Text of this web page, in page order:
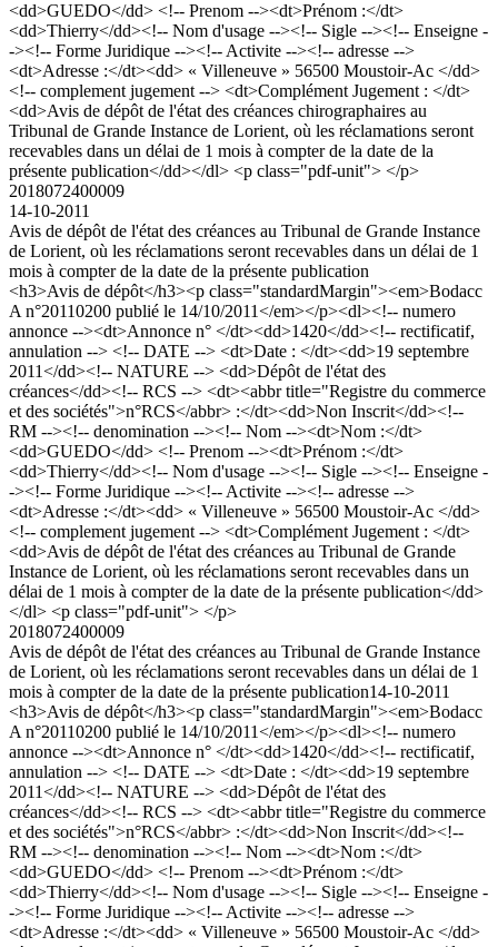
<dd>GUEDO</dd> <!-- Prenom --><dt>Prénom :</dt>
<dd>Thierry</dd><!-- Nom d'usage --><!-- Sigle --><!-- Enseigne -
-><!-- Forme Juridique --><!-- Activite --><!-- adresse -->
<dt>Adresse :</dt><dd> « Villeneuve » 56500 Moustoir-Ac </dd>
<!-- complement jugement --> <dt>Complément Jugement : </dt>
<dd>Avis de dépôt de l'état des créances chirographaires au
Tribunal de Grande Instance de Lorient, où les réclamations seront
recevables dans un délai de 1 mois à compter de la date de la
présente publication</dd></dl> <p class="pdf-unit"> </p>
2018072400009
14-10-2011
Avis de dépôt de l'état des créances au Tribunal de Grande Instance
de Lorient, où les réclamations seront recevables dans un délai de 1
mois à compter de la date de la présente publication
<h3>Avis de dépôt</h3><p class="standardMargin"><em>Bodacc
A n°20110200 publié le 14/10/2011</em></p><dl><!-- numero
annonce --><dt>Annonce n° </dt><dd>1420</dd><!-- rectificatif,
annulation --> <!-- DATE --> <dt>Date : </dt><dd>19 septembre
2011</dd><!-- NATURE --> <dd>Dépôt de l'état des
créances</dd><!-- RCS --> <dt><abbr title="Registre du commerce
et des sociétés">n°RCS</abbr> :</dt><dd>Non Inscrit</dd><!--
RM --><!-- denomination --><!-- Nom --><dt>Nom :</dt>
<dd>GUEDO</dd> <!-- Prenom --><dt>Prénom :</dt>
<dd>Thierry</dd><!-- Nom d'usage --><!-- Sigle --><!-- Enseigne -
-><!-- Forme Juridique --><!-- Activite --><!-- adresse -->
<dt>Adresse :</dt><dd> « Villeneuve » 56500 Moustoir-Ac </dd>
<!-- complement jugement --> <dt>Complément Jugement : </dt>
<dd>Avis de dépôt de l'état des créances au Tribunal de Grande
Instance de Lorient, où les réclamations seront recevables dans un
délai de 1 mois à compter de la date de la présente publication</dd>
</dl> <p class="pdf-unit"> </p>
2018072400009
Avis de dépôt de l'état des créances au Tribunal de Grande Instance
de Lorient, où les réclamations seront recevables dans un délai de 1
mois à compter de la date de la présente publication14-10-2011
<h3>Avis de dépôt</h3><p class="standardMargin"><em>Bodacc
A n°20110200 publié le 14/10/2011</em></p><dl><!-- numero
annonce --><dt>Annonce n° </dt><dd>1420</dd><!-- rectificatif,
annulation --> <!-- DATE --> <dt>Date : </dt><dd>19 septembre
2011</dd><!-- NATURE --> <dd>Dépôt de l'état des
créances</dd><!-- RCS --> <dt><abbr title="Registre du commerce
et des sociétés">n°RCS</abbr> :</dt><dd>Non Inscrit</dd><!--
RM --><!-- denomination --><!-- Nom --><dt>Nom :</dt>
<dd>GUEDO</dd> <!-- Prenom --><dt>Prénom :</dt>
<dd>Thierry</dd><!-- Nom d'usage --><!-- Sigle --><!-- Enseigne -
-><!-- Forme Juridique --><!-- Activite --><!-- adresse -->
<dt>Adresse :</dt><dd> « Villeneuve » 56500 Moustoir-Ac </dd>